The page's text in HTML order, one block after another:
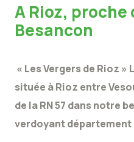
A Rioz, proche
Besancon
« Les Vergers de Rioz »
située à Rioz entre
de la RN 57 dans notre
verdoyant département